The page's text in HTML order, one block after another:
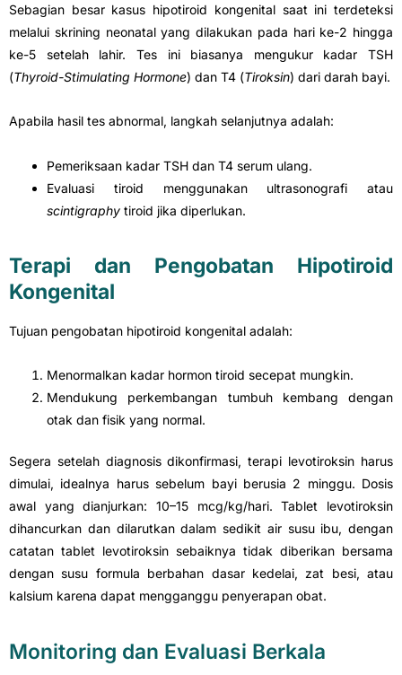
Sebagian besar kasus hipotiroid kongenital saat ini terdeteksi
melalui skrining neonatal yang dilakukan pada hari ke-2 hingga
ke-5 setelah lahir. Tes ini biasanya mengukur kadar TSH
(Thyroid-Stimulating Hormone) dan T4 (Tiroksin) dari darah bayi.
Apabila hasil tes abnormal, langkah selanjutnya adalah:
Pemeriksaan kadar TSH dan T4 serum ulang.
Evaluasi tiroid menggunakan ultrasonografi atau
scintigraphy tiroid jika diperlukan.
Terapi dan Pengobatan Hipotiroid
Kongenital
Tujuan pengobatan hipotiroid kongenital adalah:
Menormalkan kadar hormon tiroid secepat mungkin.
Mendukung perkembangan tumbuh kembang dengan
otak dan fisik yang normal.
Segera setelah diagnosis dikonfirmasi, terapi levotiroksin harus
dimulai, idealnya harus sebelum bayi berusia 2 minggu. Dosis
awal yang dianjurkan: 10–15 mcg/kg/hari. Tablet levotiroksin
dihancurkan dan dilarutkan dalam sedikit air susu ibu, dengan
catatan tablet levotiroksin sebaiknya tidak diberikan bersama
dengan susu formula berbahan dasar kedelai, zat besi, atau
kalsium karena dapat mengganggu penyerapan obat.
Monitoring dan Evaluasi Berkala